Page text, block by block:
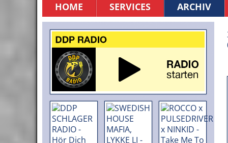
HOME SERVICES ARCHIV